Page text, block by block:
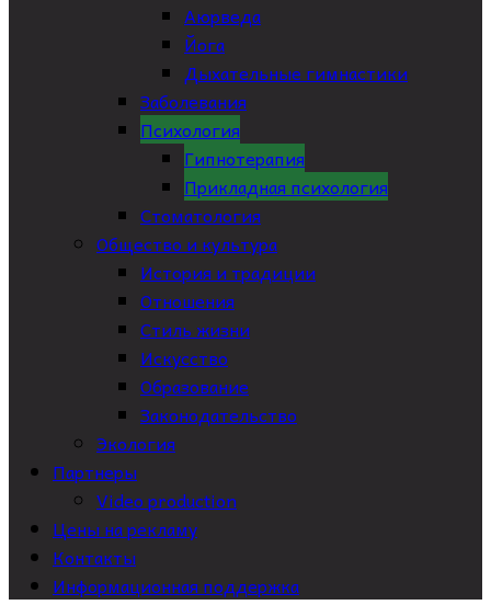
Аюрведа
Йога
Дыхательные гимнастики
Заболевания
Психология
Гипнотерапия
Прикладная психология
Стоматология
Общество и культура
История и традиции
Отношения
Стиль жизни
Искусство
Образование
Законодательство
Экология
Партнеры
Video production
Цены на рекламу
Контакты
Информационная поддержка